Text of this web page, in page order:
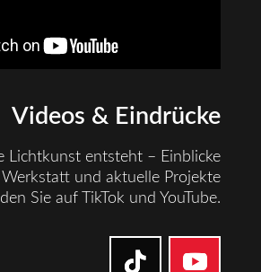
Videos & Eindrücke
Lichtkunst entsteht – Einblicke
und aktuelle Projekte
Sie auf TikTok und YouTube.